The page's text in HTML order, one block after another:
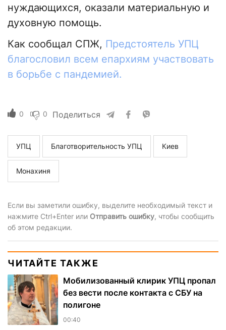
нуждающихся, оказали материальную и
духовную помощь.
Как сообщал СПЖ, Предстоятель УПЦ
благословил всем епархиям участвовать
в борьбе с пандемией.
0 0 Поделиться
УПЦ Благотворительность УПЦ Киев
Монахиня
Если вы заметили ошибку, выделите необходимый текст и
нажмите Ctrl+Enter или Отправить ошибку, чтобы сообщить
об этом редакции.
ЧИТАЙТЕ ТАКЖЕ
Мобилизованный клирик УПЦ пропал
без вести после контакта с СБУ на
полигоне
00:40